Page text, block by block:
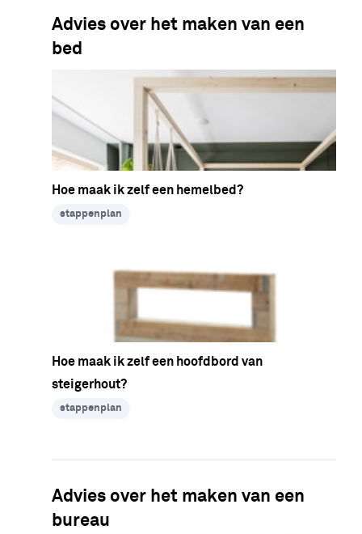
Advies over het maken van een
bed
Hoe maak ik zelf een hemelbed?
stappenplan
Hoe maak ik zelf een hoofdbord van
steigerhout?
stappenplan
Advies over het maken van een
bureau